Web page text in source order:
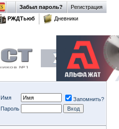
Регистрация
Забыл пароль?
РЖДТьюб
Дневники
Имя
Запомнить?
Пароль